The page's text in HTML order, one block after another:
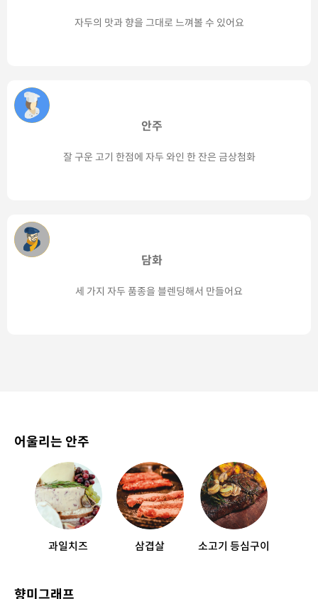
자두의 맛과 향을 그대로 느껴볼 수 있어요
안주
잘 구운 고기 한점에 자두 와인 한 잔은 금상첨화
담화
세 가지 자두 품종을 블렌딩해서 만들어요
어울리는 안주
과일치즈 삼겹살 소고기 등심구이
향미그래프